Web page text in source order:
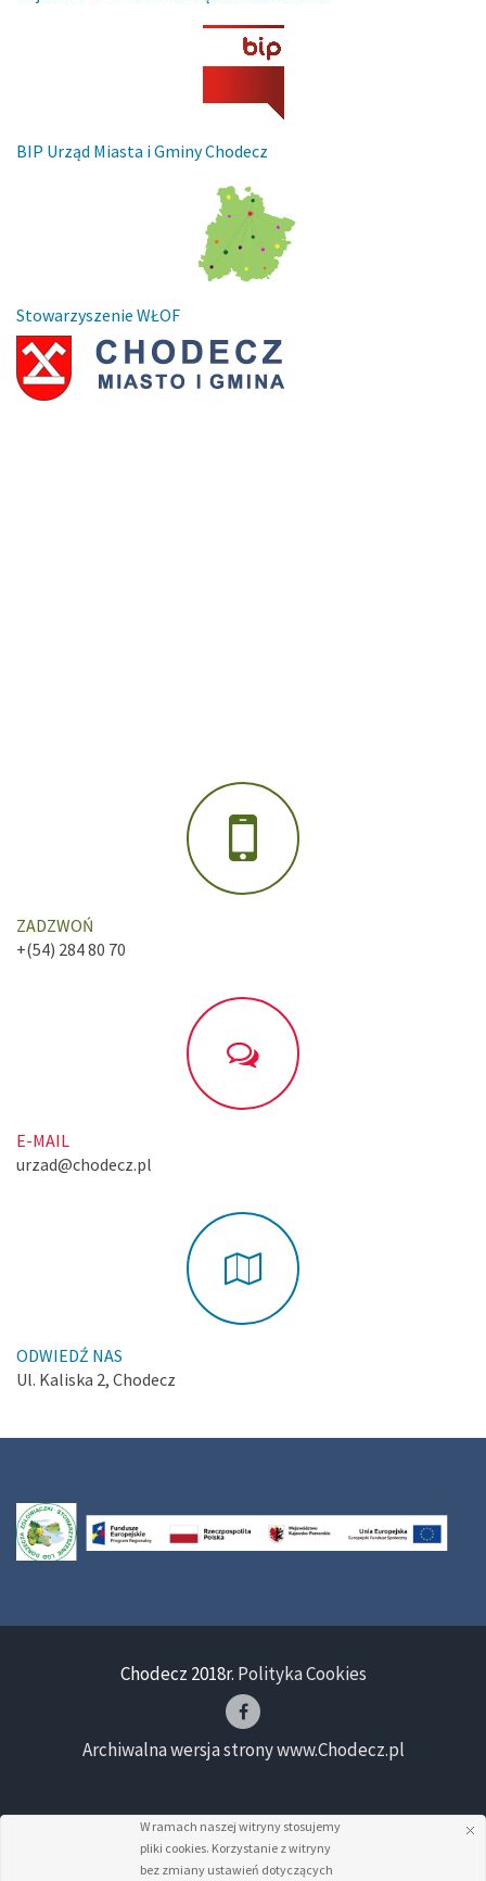
BIP Urząd Miasta i Gminy Chodecz
Stowarzyszenie WŁOF
ZADZWOŃ
+(54) 284 80 70
E-MAIL
urzad@chodecz.pl
ODWIEDŹ NAS
Ul. Kaliska 2, Chodecz
Chodecz 2018r. Polityka Cookies
Archiwalna wersja strony www.Chodecz.pl
W ramach naszej witryny stosujemy
pliki cookies. Korzystanie z witryny
bez zmiany ustawień dotyczących